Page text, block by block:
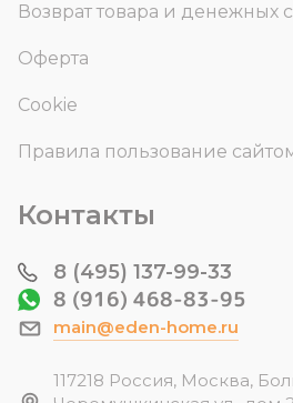
Возврат товара и денежных
Оферта
Cookie
Правила пользование
Контакты
8 (495) 137-99-33
8 (916) 468-83-95
main@eden-home.ru
117218 Россия, Москва,